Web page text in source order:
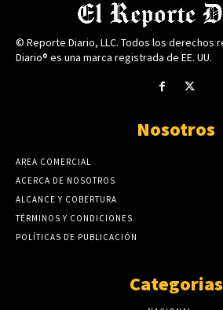
© Reporte Diario, LLC. Todos los derechos
Diario® es una marca registrada de EE. UU.
Nosotros
AREA COMERCIAL
ACERCA DE NOSOTROS
ALCANCE Y COBERTURA
TÉRMINOS Y CONDICIONES
POLÍTICAS DE PUBLICACIÓN
Categorias